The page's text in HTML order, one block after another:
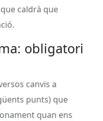
caldrà que
obligatori
canvis a
punts) que
quan ens